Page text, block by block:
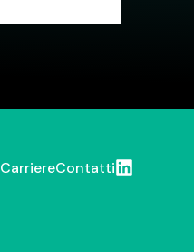
CarriereContatti